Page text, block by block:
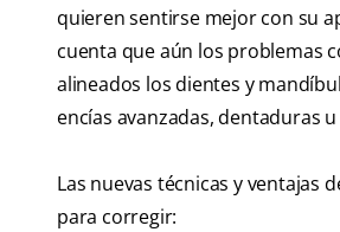
quieren sentirse mejor con su
cuenta que aún los problemas
alineados los dientes y
encías avanzadas, dentaduras
Las nuevas técnicas y
para corregir: